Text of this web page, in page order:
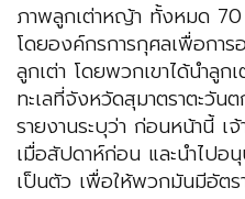
ภาพลูกเต่าหญ้า ทั้งหมด
โดยองค์กรการกุศลเพื่อกา
ลูกเต่า โดยพวกเขาได้นำลู
ทะเลที่จังหวัดสุมาตราตะวั
รายงานระบุว่า ก่อนหน้านี้ เจ้
เมื่อสัปดาห์ก่อน และนำไปอ
เป็นตัว เพื่อให้พวกมันมีอัต